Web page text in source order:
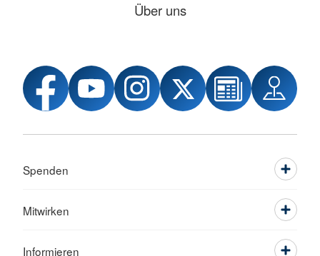
Über uns
Spenden
Mitwirken
Informieren